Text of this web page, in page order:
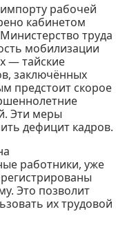
рабочей
кабинетом
труда
мобилизации
— тайские
заключённых
предстоит скорое
Эти меры
дефицит кадров.
работники, уже
Это позволит
их трудовой